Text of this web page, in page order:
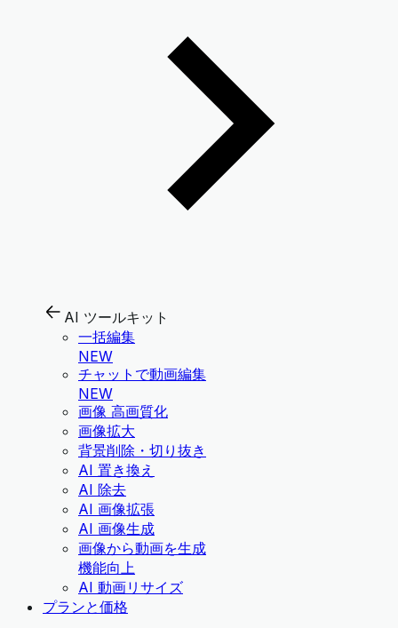
AI ツールキット
一括編集
NEW
チャットで動画編集
NEW
画像 高画質化
画像拡大
背景削除・切り抜き
AI 置き換え
AI 除去
AI 画像拡張
AI 画像生成
画像から動画を生成
機能向上
AI 動画リサイズ
プランと価格